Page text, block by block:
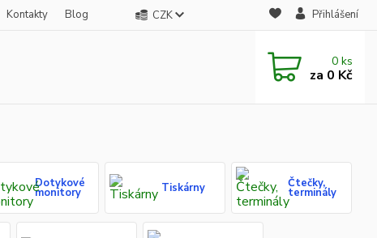
Kontakty Blog CZK Přihlášení
0 ks
za 0 Kč
Dotykové
monitory Tiskárny Čtečky,
terminály